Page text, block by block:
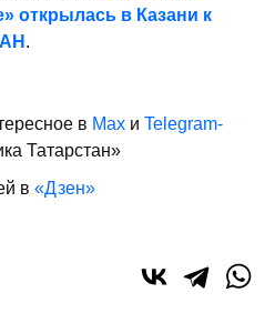
открылась в Казани к
.
в Max и Telegram-
Татарстан»
в «Дзен»